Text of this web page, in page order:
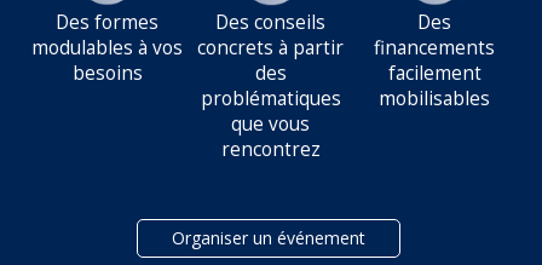
Des formes
modulables à vos
besoins
Des conseils
concrets à partir
des
problématiques
que vous
rencontrez
Des
financements
facilement
mobilisables
Organiser un événement